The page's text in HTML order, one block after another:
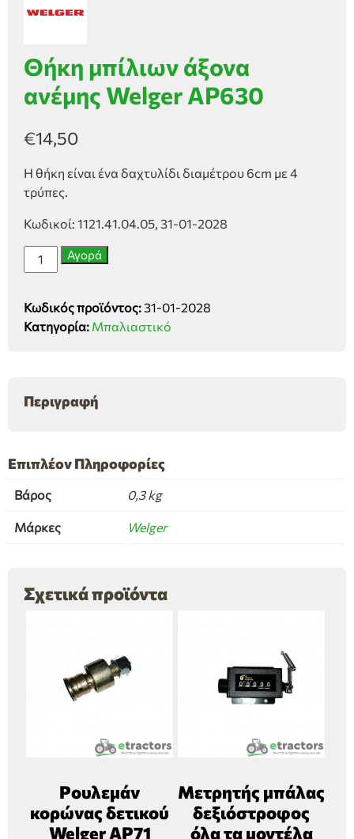
Θήκη μπίλιων άξονα
ανέμης Welger AP630
€14,50
Η θήκη είναι ένα δαχτυλίδι διαμέτρου 6cm με 4
τρύπες.
Κωδικοί: 1121.41.04.05, 31-01-2028
Θήκη
μπίλιων
ανέμης
Welger
Αγορά
Κωδικός προϊόντος: 31-01-2028
Κατηγορία: Μπαλιαστικό
Περιγραφή
Επιπλέον Πληροφορίες
Βάρος 0,3 kg
Μάρκες Welger
Σχετικά προϊόντα
Ρουλεμάν
κορώνας δετικού
Welger AP71
Μετρητής μπάλας
δεξιόστροφος
όλα τα μοντέλα